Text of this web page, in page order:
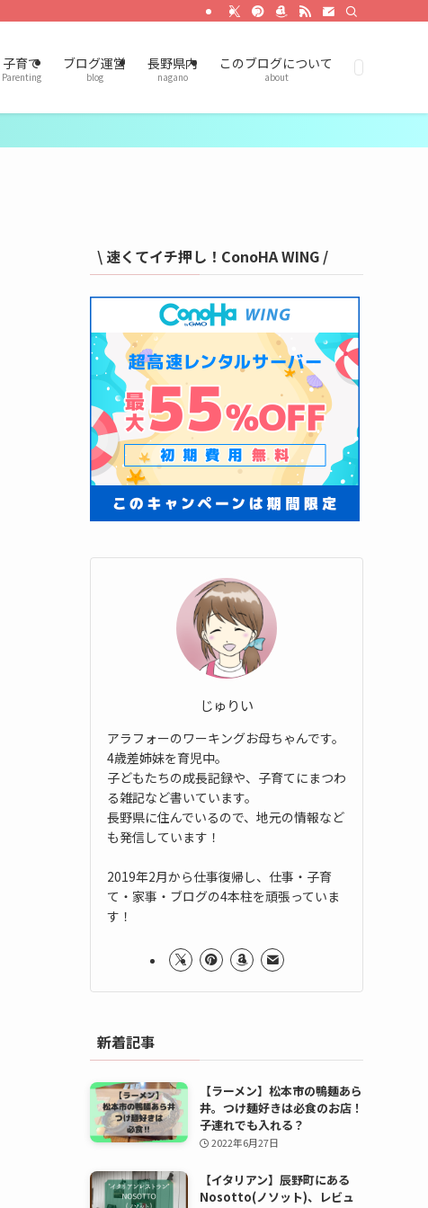
子育て
Parenting
ブログ運営
blog
長野県内
nagano
このブログについて
about
\ 速くてイチ押し！ConoHA WING /
じゅりい
アラフォーのワーキングお母ちゃんです。
4歳差姉妹を育児中。
子どもたちの成長記録や、子育てにまつわ
る雑記など書いています。
長野県に住んでいるので、地元の情報など
も発信しています！
2019年2月から仕事復帰し、仕事・子育
て・家事・ブログの4本柱を頑張っていま
す！
新着記事
【ラーメン】松本市の鴨麺あら
井。つけ麺好きは必食のお店！
子連れでも入れる？
2022年6月27日
【イタリアン】辰野町にある
Nosotto(ノソット)、レビュ